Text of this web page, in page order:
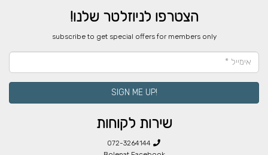
הצטרפו לניוזלטר שלנו!
​subscribe to get special offers for members only
!SIGN ME UP
שירות לקוחות
072-3264144